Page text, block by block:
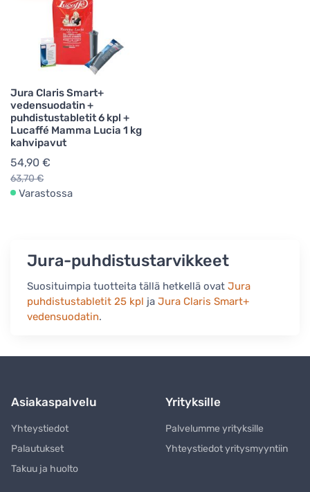
Jura Claris Smart+
vedensuodatin +
puhdistustabletit 6 kpl +
Lucaffé Mamma Lucia 1 kg
kahvipavut
54,90 €
63,70 €
Varastossa
Jura-puhdistustarvikkeet
Suosituimpia tuotteita tällä hetkellä ovat Jura
puhdistustabletit 25 kpl ja Jura Claris Smart+
vedensuodatin.
Asiakaspalvelu
Yhteystiedot
Palautukset
Takuu ja huolto
Yrityksille
Palvelumme yrityksille
Yhteystiedot yritysmyyntiin